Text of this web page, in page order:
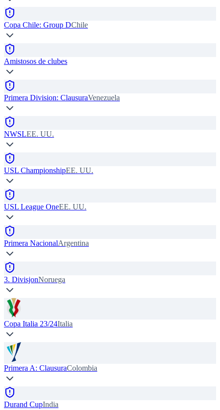
Copa Chile: Group DChile
Amistosos de clubes
Primera Division: ClausuraVenezuela
NWSLEE. UU.
USL ChampionshipEE. UU.
USL League OneEE. UU.
Primera NacionalArgentina
3. DivisjonNoruega
Copa Italia 23/24Italia
Primera A: ClausuraColombia
Durand CupIndia